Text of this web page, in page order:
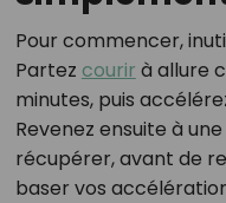
Pour commencer,
Partez courir à allure
minutes, puis
Revenez ensuite à
récupérer, avant de
baser vos